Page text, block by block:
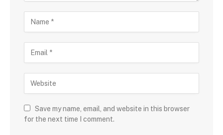
Save my name, email, and website in this browser
for the next time I comment.